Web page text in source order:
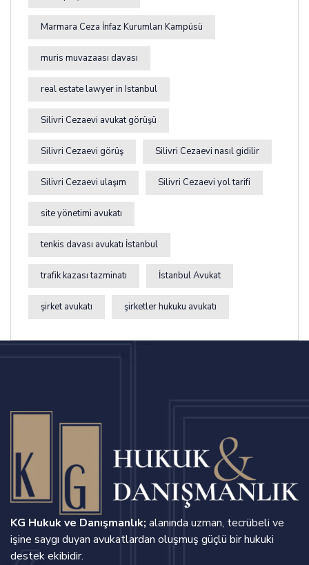
Marmara Ceza İnfaz Kurumları Kampüsü
muris muvazaası davası
real estate lawyer in Istanbul
Silivri Cezaevi avukat görüşü
Silivri Cezaevi görüş Silivri Cezaevi nasıl gidilir
Silivri Cezaevi ulaşım Silivri Cezaevi yol tarifi
site yönetimi avukatı
tenkis davası avukatı İstanbul
trafik kazası tazminatı İstanbul Avukat
şirket avukatı şirketler hukuku avukatı
KG Hukuk ve Danışmanlık; alanında uzman, tecrübeli ve
işine saygı duyan avukatlardan oluşmuş güçlü bir hukuki
destek ekibidir.